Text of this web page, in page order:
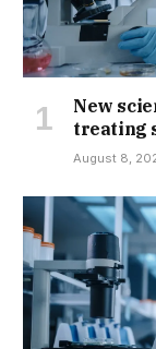
New
treating
August 8,